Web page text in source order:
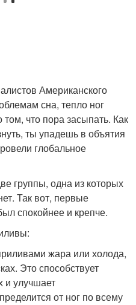
Американского
сна, тепло ног
что пора засыпать. Как
ты упадешь в объятия
глобальное
группы, одна из которых
Так вот, первые
спокойнее и крепче.
жара или холода,
Это способствует
и улучшает
от ног по всему